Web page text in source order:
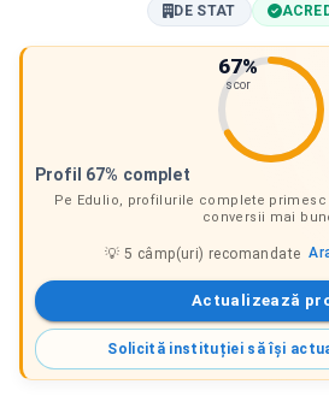
DE STAT
67%
scor
Profil 67% complet
Pe Edulio, profilurile complete
conversii mai
💡5 câmp(uri) recomandate
Actualizează
Solicită instituției să își